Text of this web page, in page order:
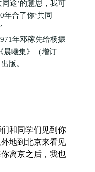
途’的意思，我可
合了你‘共同
年邓稼先给杨振
晨曦集》（增订
版。
和同学们见到你
地到北京来看见
离京之后，我也